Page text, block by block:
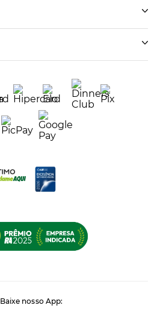
Baixe nosso App: